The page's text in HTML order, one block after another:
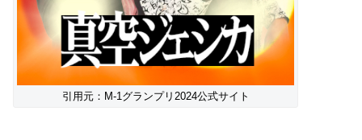
引用元：M-1グランプリ2024公式サイト